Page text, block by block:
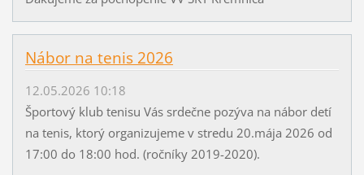
Nábor na tenis 2026
12.05.2026 10:18
Športový klub tenisu Vás srdečne pozýva na nábor detí
na tenis, ktorý organizujeme v stredu 20.mája 2026 od
17:00 do 18:00 hod. (ročníky 2019-2020).